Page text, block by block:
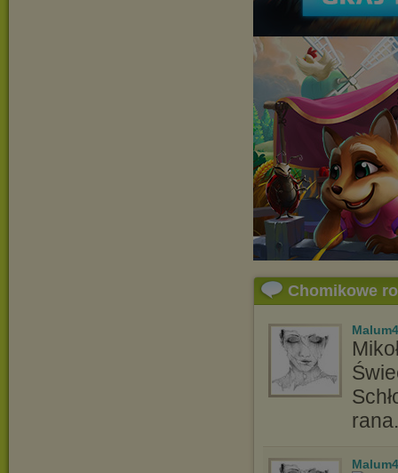
Chomikowe
Malum4
rana.
Malum4